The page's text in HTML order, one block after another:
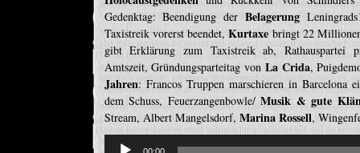
Gedenktag: Beendigung der Belagerung
Taxistreik vorerst beendet,Kurtaxe bringt 22
gibt Erklärung zum Taxistreik ab, Rathauspartei
Amtszeit, Gründungsparteitag von La Crida,
Jahren: Francos Truppen marschieren in Barcelona
dem Schuss, Feuerzangenbowle/ Musik & gute
Stream, Albert Mangelsdorf, Marina Rossell,